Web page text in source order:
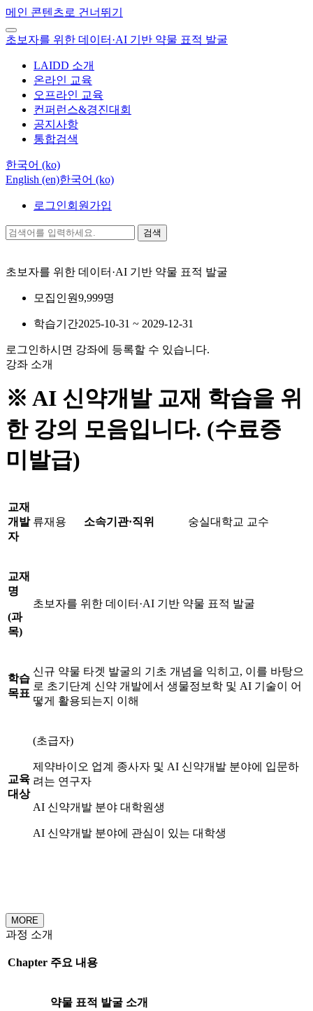
메인 콘텐츠로 건너뛰기
초보자를 위한 데이터·AI 기반 약물 표적 발굴
LAIDD 소개
온라인 교육
오프라인 교육
컨퍼런스&경진대회
공지사항
통합검색
한국어 ‎(ko)‎
English ‎(en)‎한국어 ‎(ko)‎
로그인회원가입
검색
초보자를 위한 데이터·AI 기반 약물 표적 발굴
모집인원9,999명
학습기간2025-10-31 ~ 2029-12-31
로그인하시면 강좌에 등록할 수 있습니다.
강좌 소개
※ AI 신약개발 교재 학습을 위
한 강의 모음입니다. (수료증
미발급)
교재
개발
자
류재용 소속기관·직위 숭실대학교 교수
교재
명
(과
목)
초보자를 위한 데이터·AI 기반 약물 표적 발굴
학습
목표
신규 약물 타겟 발굴의 기초 개념을 익히고, 이를 바탕으
로 초기단계 신약 개발에서 생물정보학 및 AI 기술이 어
떻게 활용되는지 이해
교육
대상
(초급자)
제약바이오 업계 종사자 및 AI 신약개발 분야에 입문하
려는 연구자
AI 신약개발 분야 대학원생
AI 신약개발 분야에 관심이 있는 대학생
MORE
과정 소개
Chapter 주요 내용
약물 표적 발굴 소개